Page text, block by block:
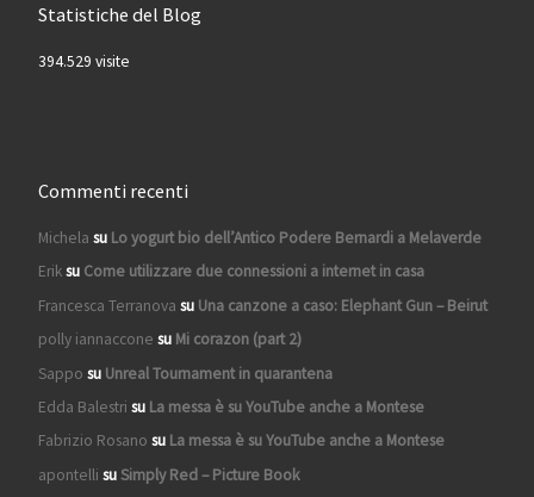
Statistiche del Blog
394.529 visite
Commenti recenti
Michela su Lo yogurt bio dell’Antico Podere Bernardi a Melaverde
Eriksu Come utilizzare due connessioni a internet in casa
Francesca Terranova su Una canzone a caso: Elephant Gun – Beirut
polly iannaccone su Mi corazon (part 2)
Sappo su Unreal Tournament in quarantena
Edda Balestri su La messa è su YouTube anche a Montese
Fabrizio Rosano su La messa è su YouTube anche a Montese
apontelli suSimply Red – Picture Book